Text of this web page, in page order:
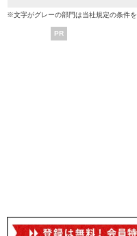
※文字がグレーの部門は当社規定の条件
PR